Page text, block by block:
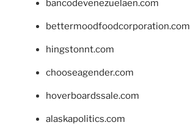
bancodevenezuelaen.com
bettermoodfoodcorporation.com
hingstonnt.com
chooseagender.com
hoverboardssale.com
alaskapolitics.com